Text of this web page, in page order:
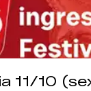
11/10